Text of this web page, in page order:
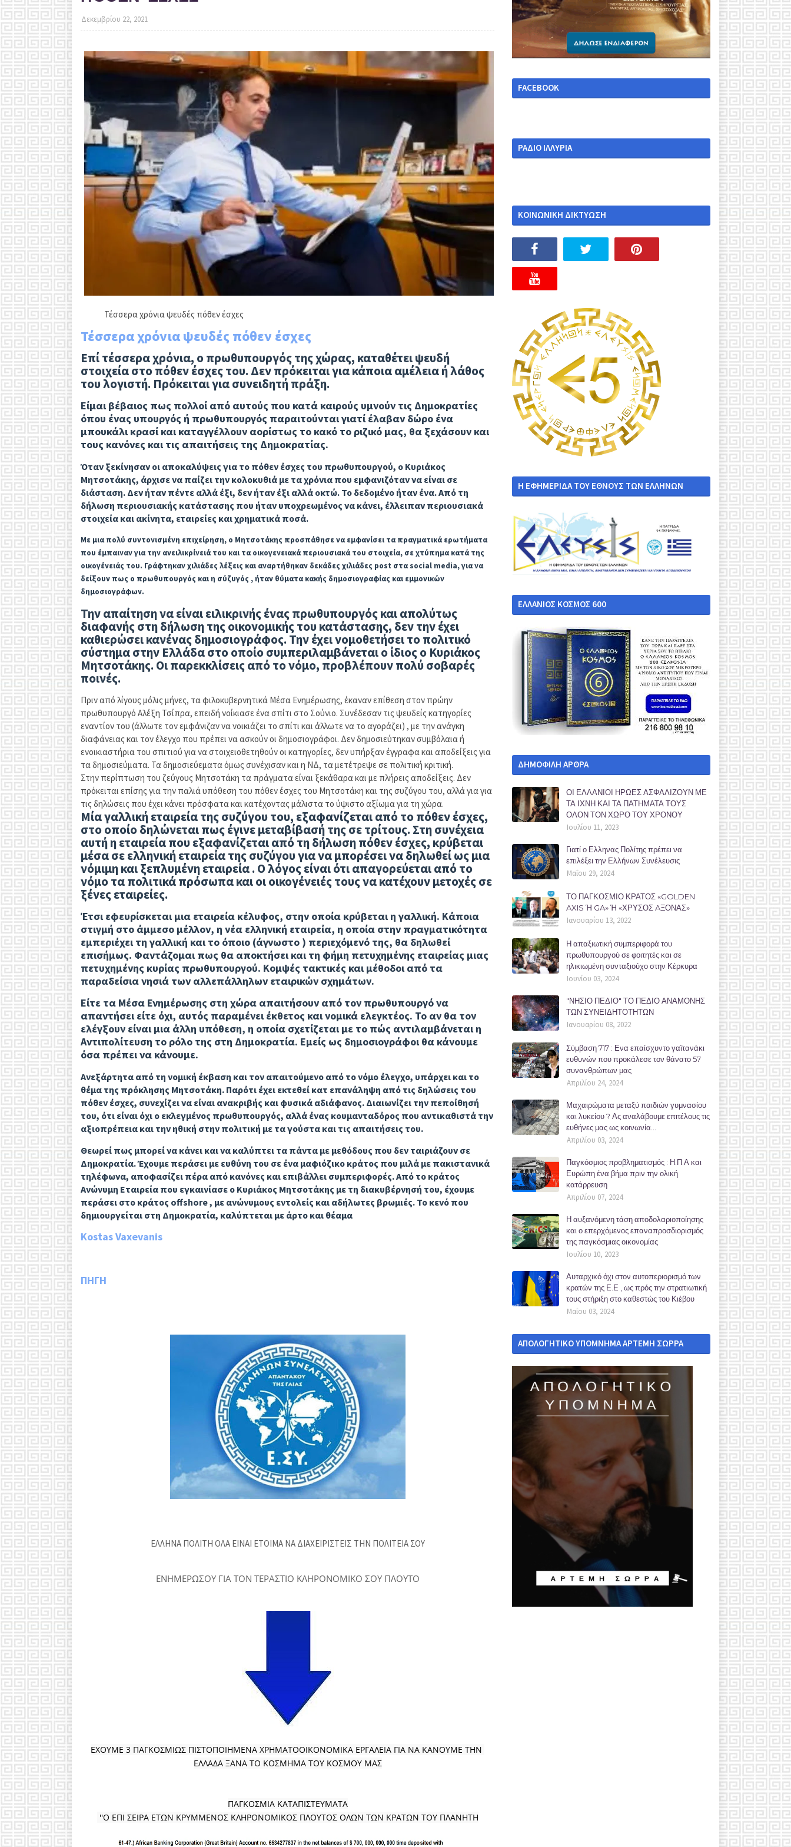
Δεκεμβρίου 22, 2021
Τέσσερα χρόνια ψευδές πόθεν έσχες
Τέσσερα χρόνια ψευδές πόθεν έσχες
Επί τέσσερα χρόνια, ο πρωθυπουργός της χώρας, καταθέτει ψευδή
στοιχεία στο πόθεν έσχες του. Δεν πρόκειται για κάποια αμέλεια ή λάθος
του λογιστή. Πρόκειται για συνειδητή πράξη.
Είμαι βέβαιος πως πολλοί από αυτούς που κατά καιρούς υμνούν τις Δημοκρατίες
όπου ένας υπουργός ή πρωθυπουργός παραιτούνται γιατί έλαβαν δώρο ένα
μπουκάλι κρασί και καταγγέλλουν αορίστως το κακό το ριζικό μας, θα ξεχάσουν και
τους κανόνες και τις απαιτήσεις της Δημοκρατίας.
Όταν ξεκίνησαν οι αποκαλύψεις για το πόθεν έσχες του πρωθυπουργού, ο Κυριάκος
Μητσοτάκης, άρχισε να παίζει την κολοκυθιά με τα χρόνια που εμφανιζόταν να είναι σε
διάσταση. Δεν ήταν πέντε αλλά έξι, δεν ήταν έξι αλλά οκτώ. Το δεδομένο ήταν ένα. Από τη
δήλωση περιουσιακής κατάστασης που ήταν υποχρεωμένος να κάνει, έλλειπαν περιουσιακά
στοιχεία και ακίνητα, εταιρείες και χρηματικά ποσά.
Με μια πολύ συντονισμένη επιχείρηση, ο Μητσοτάκης προσπάθησε να εμφανίσει τα πραγματικά ερωτήματα
που έμπαιναν για την ανειλικρίνειά του και τα οικογενειακά περιουσιακά του στοιχεία, σε χτύπημα κατά της
οικογένειάς του. Γράφτηκαν χιλιάδες λέξεις και αναρτήθηκαν δεκάδες χιλιάδες post στα social media, για να
δείξουν πως ο πρωθυπουργός και η σύζυγός , ήταν θύματα κακής δημοσιογραφίας και εμμονικών
δημοσιογράφων.
Την απαίτηση να είναι ειλικρινής ένας πρωθυπουργός και απολύτως
διαφανής στη δήλωση της οικονομικής του κατάστασης, δεν την έχει
καθιερώσει κανένας δημοσιογράφος. Την έχει νομοθετήσει το πολιτικό
σύστημα στην Ελλάδα στο οποίο συμπεριλαμβάνεται ο ίδιος ο Κυριάκος
Μητσοτάκης. Οι παρεκκλίσεις από το νόμο, προβλέπουν πολύ σοβαρές
ποινές.
Πριν από λίγους μόλις μήνες, τα φιλοκυβερνητικά Μέσα Ενημέρωσης, έκαναν επίθεση στον πρώην
πρωθυπουργό Αλέξη Τσίπρα, επειδή νοίκιασε ένα σπίτι στο Σούνιο. Συνέδεσαν τις ψευδείς κατηγορίες
εναντίον του (άλλωτε τον εμφάνιζαν να νοικιάζει το σπίτι και άλλωτε να το αγοράζει) , με την ανάγκη
διαφάνειας και τον έλεγχο που πρέπει να ασκούν οι δημοσιογράφοι. Δεν δημοσιεύτηκαν συμβόλαια ή
ενοικιαστήρια του σπιτιού για να στοιχειοθετηθούν οι κατηγορίες, δεν υπήρξαν έγγραφα και αποδείξεις για
τα δημοσιεύματα. Τα δημοσιεύεματα όμως συνέχισαν και η ΝΔ, τα μετέτρεψε σε πολιτική κριτική.
Στην περίπτωση του ζεύγους Μητσοτάκη τα πράγματα είναι ξεκάθαρα και με πλήρεις αποδείξεις. Δεν
πρόκειται επίσης για την παλιά υπόθεση του πόθεν έσχες του Μητσοτάκη και της συζύγου του, αλλά για για
τις δηλώσεις που έχει κάνει πρόσφατα και κατέχοντας μάλιστα το ύψιστο αξίωμα για τη χώρα.
Μία γαλλική εταιρεία της συζύγου του, εξαφανίζεται από το πόθεν έσχες,
στο οποίο δηλώνεται πως έγινε μεταβίβασή της σε τρίτους. Στη συνέχεια
αυτή η εταιρεία που εξαφανίζεται από τη δήλωση πόθεν έσχες, κρύβεται
μέσα σε ελληνική εταιρεία της συζύγου για να μπορέσει να δηλωθεί ως μια
νόμιμη και ξεπλυμένη εταιρεία . Ο λόγος είναι ότι απαγορεύεται από το
νόμο τα πολιτικά πρόσωπα και οι οικογένειές τους να κατέχουν μετοχές σε
ξένες εταιρείες.
Έτσι εφευρίσκεται μια εταιρεία κέλυφος, στην οποία κρύβεται η γαλλική. Κάποια
στιγμή στο άμμεσο μέλλον, η νέα ελληνική εταιρεία, η οποία στην πραγματικότητα
εμπεριέχει τη γαλλική και το όποιο (άγνωστο ) περιεχόμενό της, θα δηλωθεί
επισήμως. Φαντάζομαι πως θα αποκτήσει και τη φήμη πετυχημένης εταιρείας μιας
πετυχημένης κυρίας πρωθυπουργού. Κομψές τακτικές και μέθοδοι από τα
παραδείσια νησιά των αλλεπάλληλων εταιρικών σχημάτων.
Είτε τα Μέσα Ενημέρωσης στη χώρα απαιτήσουν από τον πρωθυπουργό να
απαντήσει είτε όχι, αυτός παραμένει έκθετος και νομικά ελεγκτέος. Το αν θα τον
ελέγξουν είναι μια άλλη υπόθεση, η οποία σχετίζεται με το πώς αντιλαμβάνεται η
Αντιπολίτευση το ρόλο της στη Δημοκρατία. Εμείς ως δημοσιογράφοι θα κάνουμε
όσα πρέπει να κάνουμε.
Ανεξάρτητα από τη νομική έκβαση και τον απαιτούμενο από το νόμο έλεγχο, υπάρχει και το
θέμα της πρόκλησης Μητσοτάκη. Παρότι έχει εκτεθεί κατ επανάληψη από τις δηλώσεις του
πόθεν έσχες, συνεχίζει να είναι ανακριβής και φυσικά αδιάφανος. Διαιωνίζει την πεποίθησή
του, ότι είναι όχι ο εκλεγμένος πρωθυπουργός, αλλά ένας κουμανταδόρος που αντικαθιστά την
αξιοπρέπεια και την ηθική στην πολιτική με τα γούστα και τις απαιτήσεις του.
Θεωρεί πως μπορεί να κάνει και να καλύπτει τα πάντα με μεθόδους που δεν ταιριάζουν σε
Δημοκρατία. Έχουμε περάσει με ευθύνη του σε ένα μαφιόζικο κράτος που μιλά με πακιστανικά
τηλέφωνα, αποφασίζει πέρα από κανόνες και επιβάλλει συμπεριφορές. Από το κράτος
Ανώνυμη Εταιρεία που εγκαινίασε ο Κυριάκος Μητσοτάκης με τη διακυβέρνησή του, έχουμε
περάσει στο κράτος offshore , με ανώνυμους εντολείς και αδήλωτες βρωμιές. Το κενό που
δημιουργείται στη Δημοκρατία, καλύπτεται με άρτο και θέαμα
Kostas Vaxevanis
ΠΗΓΗ
ΕΛΛΗΝΑ ΠΟΛΙΤΗ ΟΛΑ ΕΙΝΑΙ ΕΤΟΙΜΑ ΝΑ ΔΙΑΧΕΙΡΙΣΤΕΙΣ ΤΗΝ ΠΟΛΙΤΕΙΑ ΣΟΥ
ΕΝΗΜΕΡΩΣΟΥ ΓΙΑ ΤΟΝ ΤΕΡΑΣΤΙΟ ΚΛΗΡΟΝΟΜΙΚΟ ΣΟΥ ΠΛΟΥΤΟ
ΕΧΟΥΜΕ 3 ΠΑΓΚΟΣΜΙΩΣ ΠΙΣΤΟΠΟΙΗΜΕΝΑ ΧΡΗΜΑΤΟΟΙΚΟΝΟΜΙΚΑ ΕΡΓΑΛΕΙΑ ΓΙΑ ΝΑ ΚΑΝΟΥΜΕ ΤΗΝ
ΕΛΛΑΔΑ ΞΑΝΑ ΤΟ ΚΟΣΜΗΜΑ ΤΟΥ ΚΟΣΜΟΥ ΜΑΣ
ΠΑΓΚΟΣΜΙΑ ΚΑΤΑΠΙΣΤΕΥΜΑΤΑ
''Ο ΕΠΙ ΣΕΙΡΑ ΕΤΩΝ ΚΡΥΜΜΕΝΟΣ ΚΛΗΡΟΝΟΜΙΚΟΣ ΠΛΟΥΤΟΣ ΟΛΩΝ ΤΩΝ ΚΡΑΤΩΝ ΤΟΥ ΠΛΑΝΗΤΗ
FACEBOOK
ΡΑΔΙΟ ΙΛΛΥΡΙΑ
ΚΟΙΝΩΝΙΚΗ ΔΙΚΤΥΩΣΗ
Η ΕΦΗΜΕΡΙΔΑ ΤΟΥ ΕΘΝΟΥΣ ΤΩΝ ΕΛΛΗΝΩΝ
ΕΛΛΑΝΙΟΣ ΚΟΣΜΟΣ 600
ΔΗΜΟΦΙΛΗ ΑΡΘΡΑ
ΟΙ ΕΛΛΑΝΙΟΙ ΗΡΩΕΣ ΑΣΦΑΛΙΖΟΥΝ ΜΕ
ΤΑ ΙΧΝΗ ΚΑΙ ΤΑ ΠΑΤΗΜΑΤΑ ΤΟΥΣ
ΟΛΟΝ ΤΟΝ ΧΩΡΟ ΤΟΥ ΧΡΟΝΟΥ
Ιουλίου 11, 2023
Γιατί ο Ελληνας Πολίτης πρέπει να
επιλέξει την Ελλήνων Συνέλευσις
Μαΐου 29, 2024
ΤΟ ΠΑΓΚΟΣΜΙΟ ΚΡΑΤΟΣ «GOLDEN
AXIS Ή GA» Ή «ΧΡΥΣΟΣ AΞΟΝΑΣ»
Ιανουαρίου 13, 2022
Η απαξιωτική συμπεριφορά του
πρωθυπουργού σε φοιτητές και σε
ηλικιωμένη συνταξιούχο στην Κέρκυρα
Ιουνίου 03, 2024
"ΝΗΣΙΟ ΠΕΔΙΟ" ΤΟ ΠΕΔΙΟ ΑΝΑΜΟΝΗΣ
ΤΩΝ ΣΥΝΕΙΔΗΤΟΤΗΤΩΝ
Ιανουαρίου 08, 2022
Σύμβαση 717 : Ενα επαίσχυντο γαϊτανάκι
ευθυνών που προκάλεσε τον θάνατο 57
συνανθρώπων μας
Απριλίου 24, 2024
Μαχαιρώματα μεταξύ παιδιών γυμνασίου
και λυκείου ? Ας αναλάβουμε επιτέλους τις
ευθήνες μας ως κοινωνία...
Απριλίου 03, 2024
Παγκόσμιος προβληματισμός : Η.Π.Α και
Ευρώπη ένα βήμα πριν την ολική
κατάρρευση
Απριλίου 07, 2024
Η αυξανόμενη τάση αποδολαριοποίησης
και ο επερχόμενος επαναπροσδιορισμός
της παγκόσμιας οικονομίας
Ιουλίου 10, 2023
Αυταρχικό όχι στον αυτοπεριορισμό των
κρατών της Ε.Ε , ως πρός την στρατιωτική
τους στήριξη στο καθεστώς του Κιέβου
Μαΐου 03, 2024
ΑΠΟΛΟΓΗΤΙΚΟ ΥΠΟΜΝΗΜΑ ΑΡΤΕΜΗ ΣΩΡΡΑ